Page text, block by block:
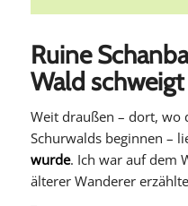
Ruine
Wald schweigt
Weit draußen – dort, wo
Schurwalds beginnen –
wurde. Ich war auf dem
älterer Wanderer